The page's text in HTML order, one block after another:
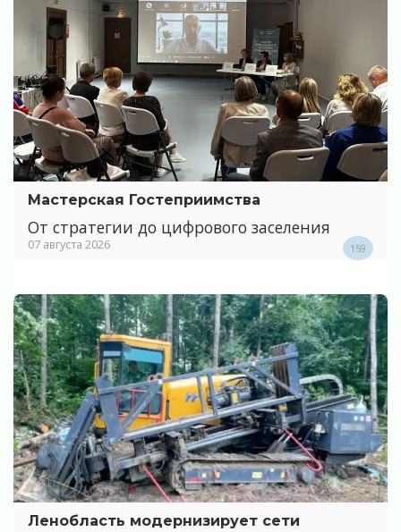
Мастерская Гостеприимства
От стратегии до цифрового заселения
07 августа 2026 159
Ленобласть модернизирует сети